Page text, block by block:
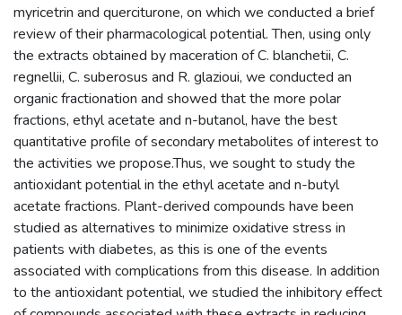
myricetrin and querciturone, on which we conducted a brief
review of their pharmacological potential. Then, using only
the extracts obtained by maceration of C. blanchetii, C.
regnellii, C. suberosus and R. glazioui, we conducted an
organic fractionation and showed that the more polar
fractions, ethyl acetate and n-butanol, have the best
quantitative profile of secondary metabolites of interest to
the activities we propose.Thus, we sought to study the
antioxidant potential in the ethyl acetate and n-butyl
acetate fractions. Plant-derived compounds have been
studied as alternatives to minimize oxidative stress in
patients with diabetes, as this is one of the events
associated with complications from this disease. In addition
to the antioxidant potential, we studied the inhibitory effect